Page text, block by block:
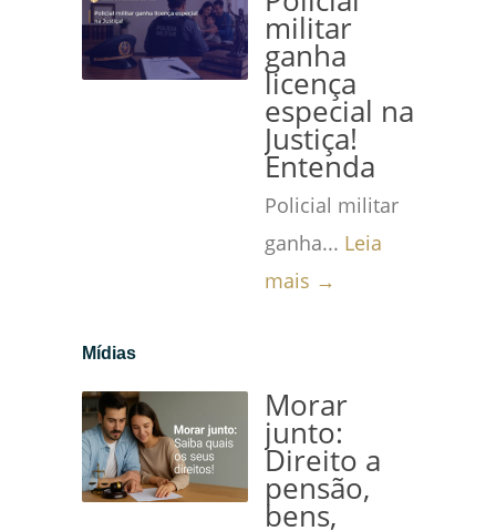
militar
ganha
licença
especial na
Justiça!
Entenda
Policial militar
ganha... Leia
mais →
Mídias
Morar
junto:
Direito a
pensão,
bens,